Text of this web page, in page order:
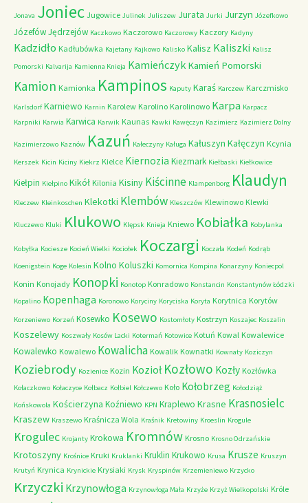
Jonava Joniec Jugowice Julinek Juliszew Jurata Jurki Jurzyn Józefkowo
JózefówJędrzejów Kaczkowo Kaczorowo Kaczorowy Kaczory Kadyny
Kadzidło Kadłubówka Kajetany Kajkowo Kalisko Kalisz Kaliszki Kalisz
Pomorski Kalvarija Kamienna Knieja Kamieńczyk Kamień Pomorski
Kamion Kamionka Kampinos Kaputy Karaś Karczew Karczmisko
Karlsdorf Karniewo Karnin Karolew Karolino Karolinowo Karpa Karpacz
Karpniki Karwia Karwica Karwik Kaunas Kawki Kawęczyn Kazimierz Kazimierz Dolny
Kazimierzowo Kaznów Kazuń Kałeczyny Kaługa Kałuszyn Kałęczyn Kcynia
Kerszek Kicin Kiciny Kiekrz Kielce Kiernozia Kiezmark Kiełbaski Kiełkowice
Kiełpin Kiełpino Kikół Kilonia Kisiny Kiścinne Klampenborg Klaudyn
Kleczew Kleinkoschen Klekotki Klembów Kleszczów Klewinowo Klewki
Kluczewo Kluki Klukowo Klępsk Knieja Kniewo Kobiałka Kobylanka
Kobyłka Kociesze Kocień Wielki Kociołek Koczargi Koczała Kodeń Kodrąb
Koenigstein Koge Kolesin Kolno Koluszki Komornica Kompina Konarzyny Koniecpol
Konin Konojady Konopki Konotop Konradowo Konstancin Konstantynów Łódzki
Kopalino Kopenhaga Koronowo Koryciny Koryciska Koryta Korytnica Korytów
Korzeniewo Korzeń Kosewko Kosewo Kostomłoty Kostrzyn Koszajec Koszalin
Koszelewy Koszwały Kosów Lacki Kotermań Kotowice Kotuń Kowal Kowalewice
Kowalewko Kowalewo Kowalicha Kowalik Kownatki Kownaty Koziczyn
Koziebrody Kozienice Kozin Kozioł Kozłowo Kozły Kozłówka
Kołaczkowo Kołaczyce Kołbacz Kołbiel Kołczewo Koło Kołobrzeg Kołodziąż
Końskowola Kościerzyna Koźniewo KPN Kraplewo Krasne Krasnosielc
Kraszew Kraszewo Kraśnicza Wola Kraśnik Kretowiny Kroeslin Krogule
Krogulec Krojanty Krokowa Kromnów Krosno Krosno Odrzańskie
Krotoszyny Krośnice Kruki Kruklanki Kruklin Krukowo Krusa Krusze Kruszyn
Krutyń Krynica Krynickie Krysiaki Krysk Kryspinów Krzemieniewo Krzycko
Krzyczki Krzynowłoga Krzynowłoga Mała Krzyże Krzyż Wielkopolski Króle